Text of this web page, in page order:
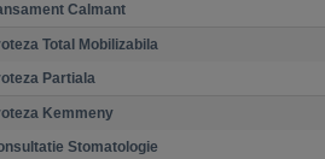
Calmant
Total Mobilizabila
Partiala
Kemmeny
Stomatologie